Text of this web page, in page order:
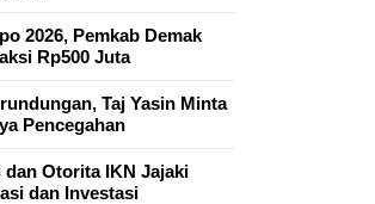
2026, Pemkab Demak
Rp500 Juta
Taj Yasin Minta
Pencegahan
dan Otorita IKN Jajaki
dan Investasi